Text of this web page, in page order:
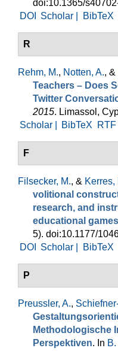
doi:10.1365/
DOI
Scholar | BibTeX
R
Rehm, M., Notten, A., &
Teachers – Does
Twitter
2015. Limassol,
Scholar |
BibTeX RTF
F
Filsecker, M., & Kerres,
volitional
research, and
educational games
5). doi:10.1177/
DOI
Scholar | BibTeX
P
Preussler, A.,
Methodologische
Perspektiven. In